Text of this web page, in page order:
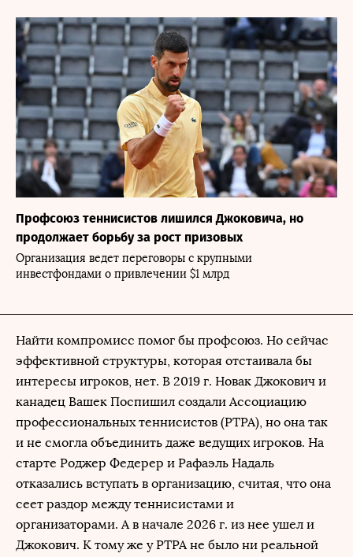
Профсоюз теннисистов лишился Джоковича, но
продолжает борьбу за рост призовых
Организация ведет переговоры с крупными
инвестфондами о привлечении $1 млрд
Найти компромисс помог бы профсоюз. Но сейчас
эффективной структуры, которая отстаивала бы
интересы игроков, нет. В 2019 г. Новак Джокович и
канадец Вашек Поспишил создали Ассоциацию
профессиональных теннисистов (PTPA), но она так
и не смогла объединить даже ведущих игроков. На
старте Роджер Федерер и Рафаэль Надаль
отказались вступать в организацию, считая, что она
сеет раздор между теннисистами и
организаторами. А в начале 2026 г. из нее ушел и
Джокович. К тому же у PTPA не было ни реальной